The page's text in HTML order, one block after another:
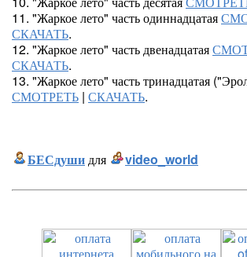
11. "Жаркое лето" часть одиннадцатая
СКАЧАТЬ.
12. "Жаркое лето" часть двенадцатая
СКАЧАТЬ.
13. "Жаркое лето" часть тринадцатая
СМОТРЕТЬ | СКАЧАТЬ.
БЕСдушидля video_world